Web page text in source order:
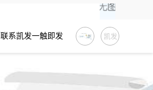
凯发
联系凯发一触即发